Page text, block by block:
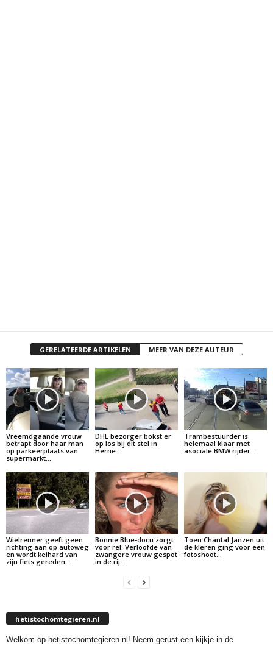
GERELATEERDE ARTIKELEN MEER VAN DEZE AUTEUR
Vreemdgaande vrouw
betrapt door haar man
op parkeerplaats van
supermarkt…
DHL bezorger bokst er
op los bij dit stel in
Herne…
Trambestuurder is
helemaal klaar met
asociale BMW rijder…
Wielrenner geeft geen
richting aan op autoweg
en wordt keihard van
zijn fiets gereden…
Bonnie Blue-docu zorgt
voor rel: Verloofde van
zwangere vrouw gespot
in de rij…
Toen Chantal Janzen uit
de kleren ging voor een
fotoshoot…
hetistochomtegieren.nl
Welkom op hetistochomtegieren.nl! Neem gerust een kijkje in de